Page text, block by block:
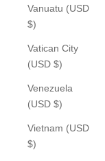
Vanuatu (USD
$)
Vatican City
(USD $)
Venezuela
(USD $)
Vietnam (USD
$)